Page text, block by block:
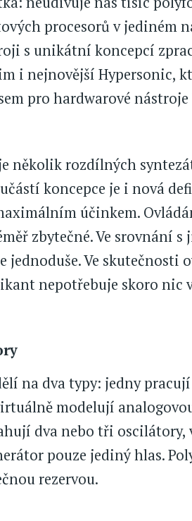
procesorů v jediném
s unikátní koncepcí
i nejnovější Hypersonic,
pro hardwarové nástroje
několik rozdílných
koncepce je i nová
účinkem.
zbytečné. Ve srovnání
jednoduše. Ve skutečnosti
nepotřebuje skoro nic
na dva typy: jedny
modelují
dva nebo tři
pouze jediný hlas.
rezervou.